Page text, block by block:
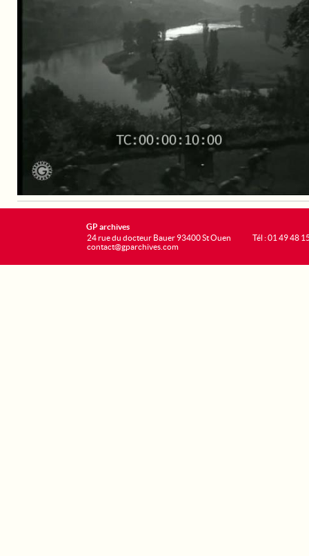
GP archives
24 rue du docteur Bauer 93400 St Ouen
contact@gparchives.com
Tél : 01 49 48